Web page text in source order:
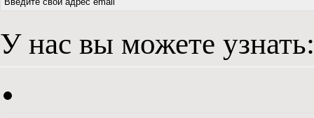
У нас вы можете узнать: